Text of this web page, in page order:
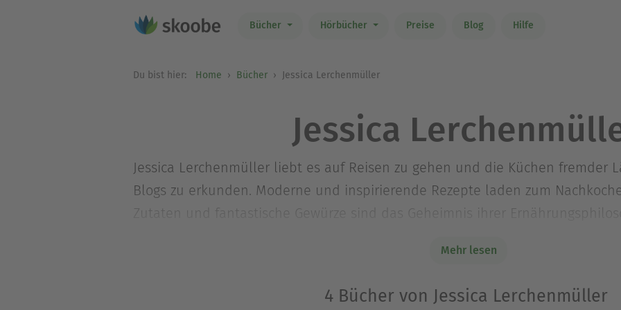
Bücher Hörbücher Preise Blog Hilfe
Du bist hier: Home Bücher Jessica Lerchenmüller
Jessica
Jessica Lerchenmüller liebt es auf Reisen zu gehen und die Küchen fremder
Blogs zu erkunden. Moderne und inspirierende Rezepte laden zum
Zutaten und fantastische Gewürze sind das Geheimnis ihrer
begeistern. Kamera, Notizbuch und Bleistift sind ein ständiger Begleiter der
Mehr lesen
4 Bücher von Jessica Lerchenmüller